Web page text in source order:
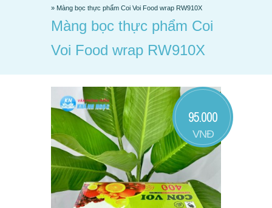
» Màng bọc thực phẩm Coi Voi Food wrap RW910X
Màng bọc thực phẩm Coi
Voi Food wrap RW910X
95.000
VNĐ